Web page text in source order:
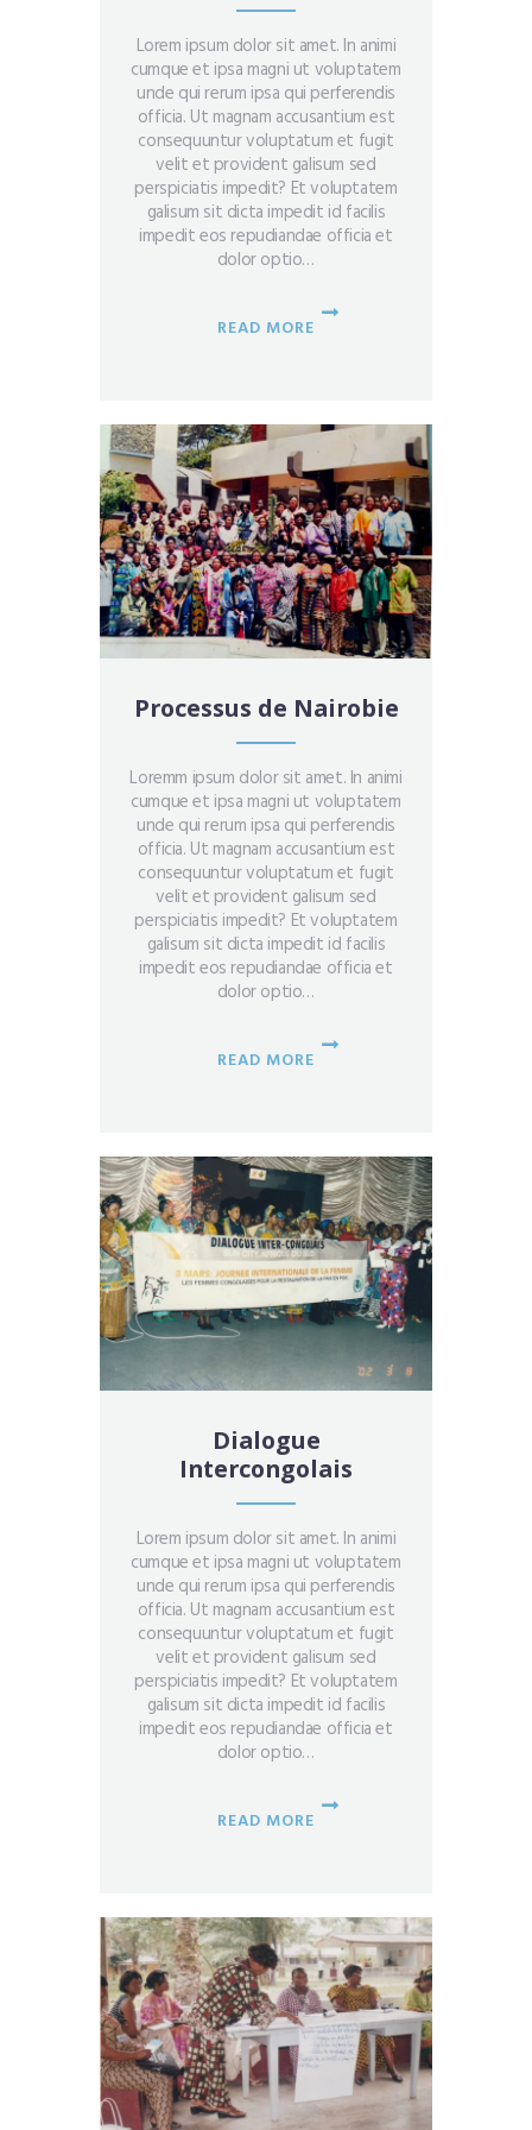
Lorem ipsum dolor sit amet. In animi
cumque et ipsa magni ut voluptatem
unde qui rerum ipsa qui perferendis
officia. Ut magnam accusantium est
consequuntur voluptatum et fugit
velit et provident galisum sed
perspiciatis impedit? Et voluptatem
galisum sit dicta impedit id facilis
impedit eos repudiandae officia et
dolor optio…
READ MORE
Processus de Nairobie
Loremm ipsum dolor sit amet. In animi
cumque et ipsa magni ut voluptatem
unde qui rerum ipsa qui perferendis
officia. Ut magnam accusantium est
consequuntur voluptatum et fugit
velit et provident galisum sed
perspiciatis impedit? Et voluptatem
galisum sit dicta impedit id facilis
impedit eos repudiandae officia et
dolor optio…
READ MORE
Dialogue
Intercongolais
Lorem ipsum dolor sit amet. In animi
cumque et ipsa magni ut voluptatem
unde qui rerum ipsa qui perferendis
officia. Ut magnam accusantium est
consequuntur voluptatum et fugit
velit et provident galisum sed
perspiciatis impedit? Et voluptatem
galisum sit dicta impedit id facilis
impedit eos repudiandae officia et
dolor optio…
READ MORE